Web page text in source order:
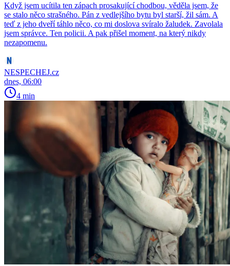
Když jsem ucítila ten zápach prosakující chodbou, věděla jsem, že
se stalo něco strašného. Pán z vedlejšího bytu byl starší, žil sám. A
teď z jeho dveří táhlo něco, co mi doslova svíralo žaludek. Zavolala
jsem správce. Ten policii. A pak přišel moment, na který nikdy
nezapomenu.
NESPECHEJ.cz
dnes, 06:00
4 min